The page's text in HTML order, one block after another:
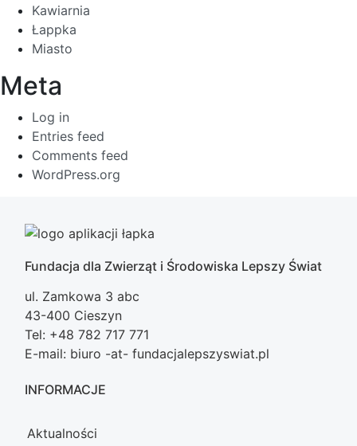
Kawiarnia
Łappka
Miasto
Meta
Log in
Entries feed
Comments feed
WordPress.org
Fundacja dla Zwierząt i Środowiska Lepszy Świat
ul. Zamkowa 3 abc
43-400 Cieszyn
Tel: +48 782 717 771
E-mail: biuro -at- fundacjalepszyswiat.pl
INFORMACJE
Aktualności